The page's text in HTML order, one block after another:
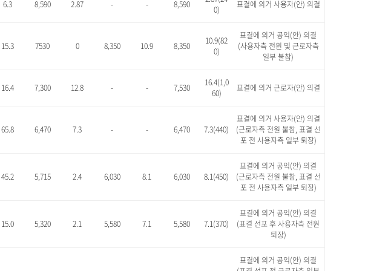
6.3 8,590 2.87 - - 8,590
0)
표결에 의거 사용자(안) 의결
15.3 7530 0 8,350 10.9 8,350
10.9(82
0)
표결에 의거 공익(안) 의결
(사용자측 전원 및 근로자측
일부 불참)
16.4 7,300 12.8 - - 7,530
16.4(1,0
60)
표결에 의거 근로자(안) 의결
65.8 6,470 7.3 - - 6,470 7.3(440)
표결에 의거 사용자(안) 의결
(근로자측 전원 불참, 표결 선
포 전 사용자측 일부 퇴장)
45.2 5,715 2.4 6,030 8.1 6,030 8.1(450)
표결에 의거 공익(안) 의결
(근로자측 전원 불참, 표결 선
포 전 사용자측 일부 퇴장)
15.0 5,320 2.1 5,580 7.1 5,580 7.1(370)
표결에 의거 공익(안) 의결
(표결 선포 후 사용자측 전원
퇴장)
표결에 의거 공익(안) 의결